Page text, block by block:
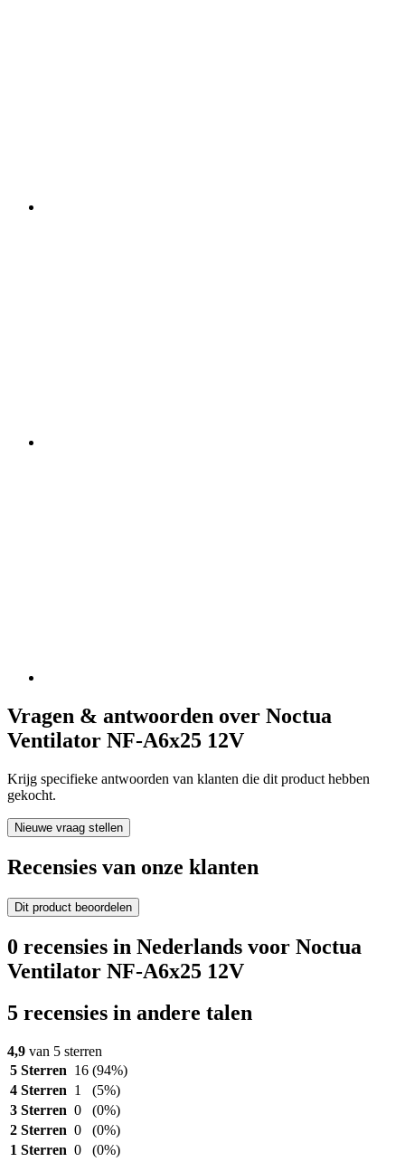
Vragen & antwoorden over Noctua
Ventilator NF-A6x25 12V
Krijg specifieke antwoorden van klanten die dit product hebben
gekocht.
Nieuwe vraag stellen
Recensies van onze klanten
Dit product beoordelen
0 recensies in Nederlands voor Noctua
Ventilator NF-A6x25 12V
5 recensies in andere talen
4,9 van 5 sterren
5 Sterren 16 (94%)
4 Sterren 1
(5%)
3 Sterren 0
(0%)
2 Sterren 0
(0%)
1 Sterren 0 (0%)